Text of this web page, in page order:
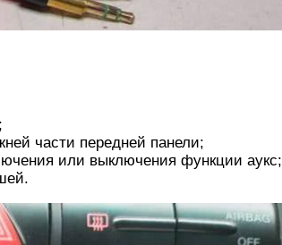
части передней панели;
или выключения функции аукс;